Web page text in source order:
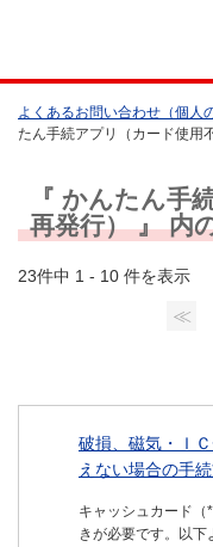
よくあるお問い合わせ（個人
たん手続アプリ（カード使用
『 かんたん手
再発行） 』 内
23件中 1 - 10 件を表示
≪
破損、磁気・Ｉ
えない場合の手
キャッシュカード
きが必要です。以